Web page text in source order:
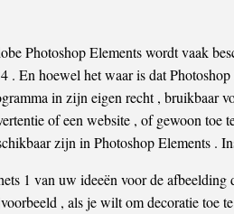
Photoshop Elements wordt vaak
. En hoewel het waar is dat
in zijn eigen recht , bruikbaar
of een website , of gewoon toe
zijn in Photoshop Elements .
1 van uw ideeën voor de
, als je wilt om decoratie toe